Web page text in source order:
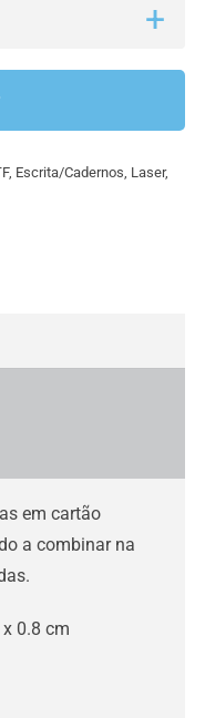
, Escrita/Cadernos, Laser,
em cartão
a combinar na
0.8 cm